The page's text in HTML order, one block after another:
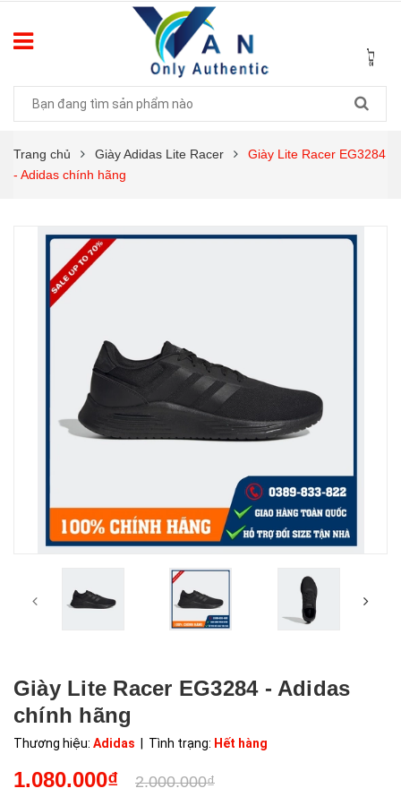
Trang chủ Giày Adidas Lite Racer
Giày Lite Racer EG3284
- Adidas chính hãng
Giày Lite Racer EG3284 - Adidas
chính hãng
Thương hiệu: Adidas | Tình trạng: Hết hàng
1.080.000₫ 2.000.000₫